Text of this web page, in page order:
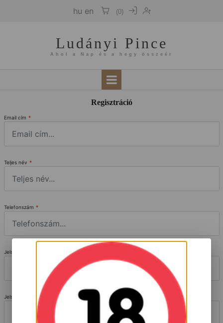
hu en (0)
Ludányi Pince
Ahol a Nap és a hegy összeér
Regisztráció
Email cím *
Teljes név *
Telefonszám *
Jelszó
Jelszó mégegyszer